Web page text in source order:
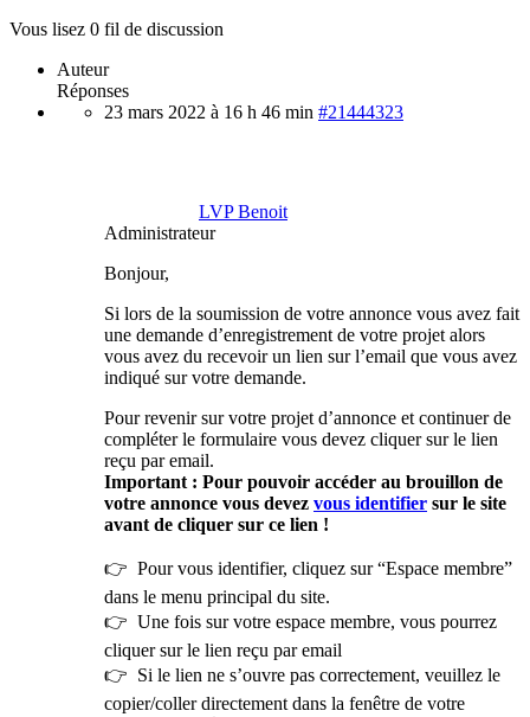
Vous lisez 0 fil de discussion
Auteur
Réponses
23 mars 2022 à 16 h 46 min #21444323
LVP Benoit
Administrateur
Bonjour,
Si lors de la soumission de votre annonce vous avez fait
une demande d’enregistrement de votre projet alors
vous avez du recevoir un lien sur l’email que vous avez
indiqué sur votre demande.
Pour revenir sur votre projet d’annonce et continuer de
compléter le formulaire vous devez cliquer sur le lien
reçu par email.
Important : Pour pouvoir accéder au brouillon de
votre annonce vous devez vous identifier sur le site
avant de cliquer sur ce lien !
👉 Pour vous identifier, cliquez sur “Espace membre”
dans le menu principal du site.
👉 Une fois sur votre espace membre, vous pourrez
cliquer sur le lien reçu par email
👉 Si le lien ne s’ouvre pas correctement, veuillez le
copier/coller directement dans la fenêtre de votre